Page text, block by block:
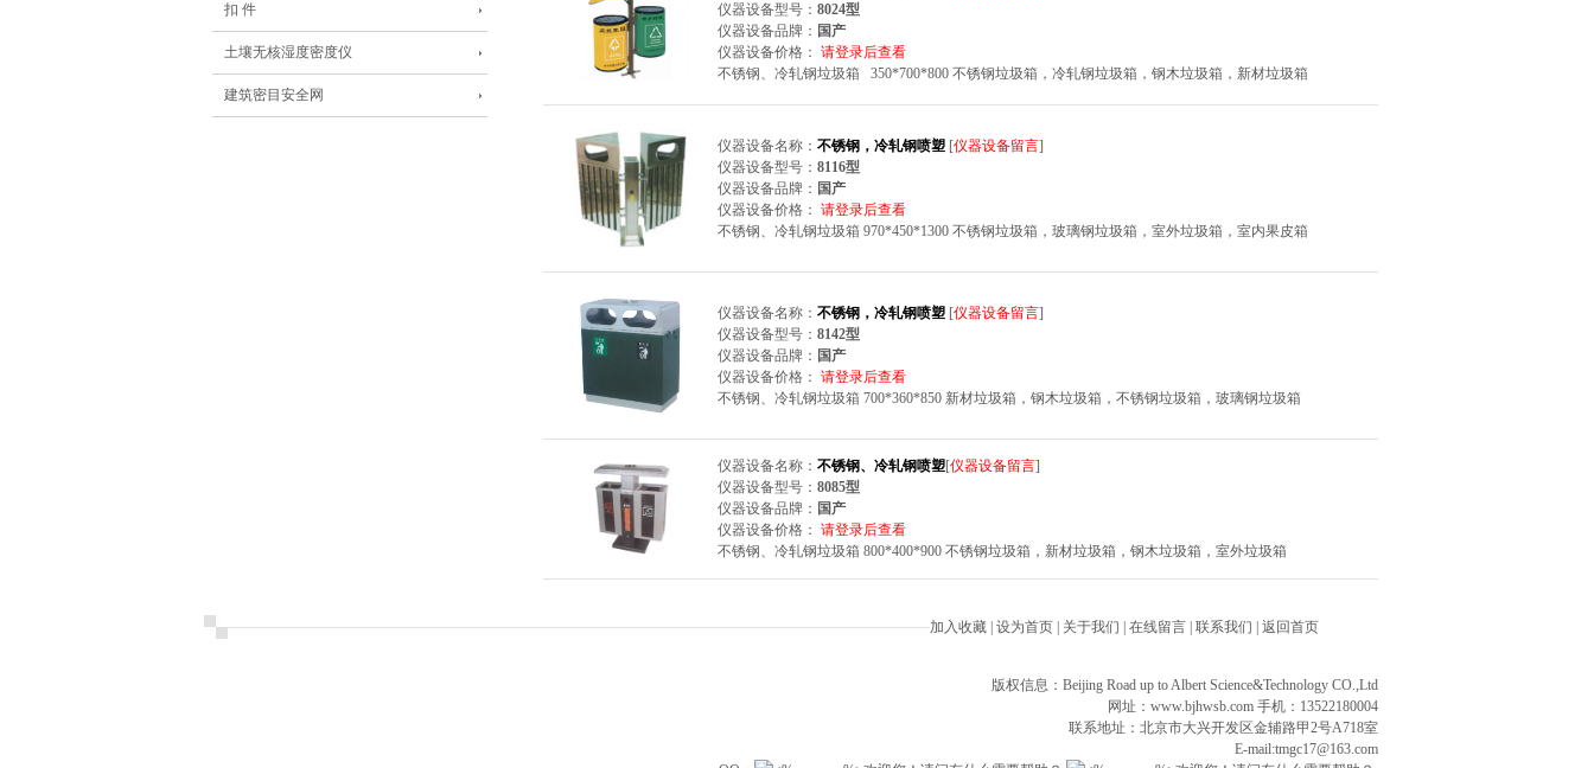
扣 件
土壤无核湿度密度仪
建筑密目安全网
仪器设备型号： 8024型
仪器设备品牌： 国产
仪器设备价格： 请登录后查看
不锈钢、冷轧钢垃圾箱 350*700*800 不锈钢垃圾箱，冷轧钢垃圾箱，钢木垃圾箱，新材垃圾箱
仪器设备名称： 不锈钢，冷轧钢喷塑 [仪器设备留言]
仪器设备型号： 8116型
仪器设备品牌： 国产
仪器设备价格： 请登录后查看
不锈钢、冷轧钢垃圾箱 970*450*1300 不锈钢垃圾箱，玻璃钢垃圾箱，室外垃圾箱，室内果皮箱
仪器设备名称： 不锈钢，冷轧钢喷塑 [仪器设备留言]
仪器设备型号： 8142型
仪器设备品牌： 国产
仪器设备价格： 请登录后查看
不锈钢、冷轧钢垃圾箱 700*360*850 新材垃圾箱，钢木垃圾箱，不锈钢垃圾箱，玻璃钢垃圾箱
仪器设备名称： 不锈钢、冷轧钢喷塑[仪器设备留言]
仪器设备型号： 8085型
仪器设备品牌： 国产
仪器设备价格： 请登录后查看
不锈钢、冷轧钢垃圾箱 800*400*900 不锈钢垃圾箱，新材垃圾箱，钢木垃圾箱，室外垃圾箱
加入收藏 设为首页 关于我们 在线留言 联系我们 返回首页
版权信息：Beijing Road up to Albert Science&Technology CO.,Ltd
网址： www.bjhwsb.com 手机：13522180004
联系地址：北京市大兴开发区金辅路甲2号A718室
E-mail:tmgc17@163.com